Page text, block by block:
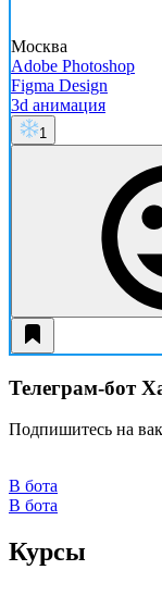
Москва
Adobe Photoshop
Figma Design
3d анимация
1
Телеграм-бот
Подпишитесь на
В бота
В бота
Курсы